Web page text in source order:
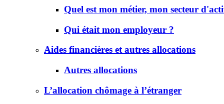
Quel est mon métier, mon secteur
Qui était mon employeur ?
Aides financières et autres allocations
Autres allocations
L’allocation chômage à l’étranger